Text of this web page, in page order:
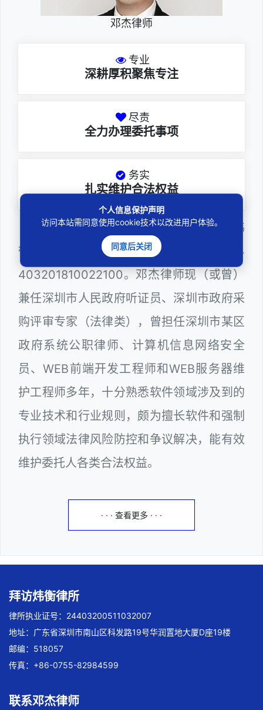
邓杰律师
专业
深耕厚积聚焦专注
尽责
全力办理委托事项
务实
扎实维护合法权益
邓杰律师，法律硕士，执业于北京市炜
衡（深圳）律师事务所，律师执业证号为14
403201810022100。邓杰律师现（或曾）
兼任深圳市人民政府听证员、深圳市政府采
购评审专家（法律类），曾担任深圳市某区
政府系统公职律师、计算机信息网络安全
员、WEB前端开发工程师和WEB服务器维
护工程师多年，十分熟悉软件领域涉及到的
专业技术和行业规则，颇为擅长软件和强制
执行领域法律风险防控和争议解决，能有效
维护委托人各类合法权益。
· · · 查看更多 · · ·
拜访炜衡律所
律所执业证号：24403200511032007
地址：广东省深圳市南山区科发路19号华润置地大厦D座19楼
邮编：518057
传真：+86-0755-82984599
联系邓杰律师
个人信息保护声明
访问本站需同意使用cookie技术以改进用户体验。
同意后关闭